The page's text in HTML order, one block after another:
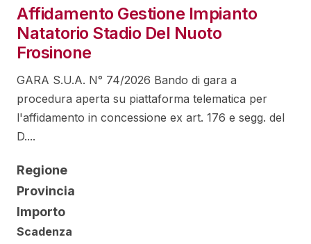
Affidamento Gestione Impianto
Natatorio Stadio Del Nuoto
Frosinone
GARA S.U.A. N° 74/2026 Bando di gara a
procedura aperta su piattaforma telematica per
l'affidamento in concessione ex art. 176 e segg. del
D....
Regione
Provincia
Importo
Scadenza